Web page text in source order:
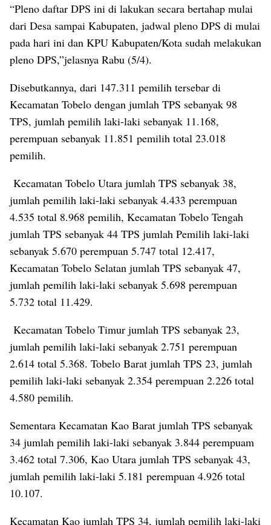
“Pleno daftar DPS ini di lakukan secara bertahap mulai
dari Desa sampai Kabupaten, jadwal pleno DPS di mulai
pada hari ini dan KPU Kabupaten/Kota sudah melakukan
pleno DPS,”jelasnya Rabu (5/4).
Disebutkannya, dari 147.311 pemilih tersebar di
Kecamatan Tobelo dengan jumlah TPS sebanyak 98
TPS, jumlah pemilih laki-laki sebanyak 11.168,
perempuan sebanyak 11.851 pemilih total 23.018
pemilih.
Kecamatan Tobelo Utara jumlah TPS sebanyak 38,
jumlah pemilih laki-laki sebanyak 4.433 perempuan
4.535 total 8.968 pemilih, Kecamatan Tobelo Tengah
jumlah TPS sebanyak 44 TPS jumlah Pemilih laki-laki
sebanyak 5.670 perempuan 5.747 total 12.417,
Kecamatan Tobelo Selatan jumlah TPS sebanyak 47,
jumlah pemilih laki-laki sebanyak 5.698 perempuan
5.732 total 11.429.
Kecamatan Tobelo Timur jumlah TPS sebanyak 23,
jumlah pemilih laki-laki sebanyak 2.751 perempuan
2.614 total 5.368. Tobelo Barat jumlah TPS 23, jumlah
pemilih laki-laki sebanyak 2.354 perempuan 2.226 total
4.580 pemilih.
Sementara Kecamatan Kao Barat jumlah TPS sebanyak
34 jumlah pemilih laki-laki sebanyak 3.844 perempuam
3.462 total 7.306, Kao Utara jumlah TPS sebanyak 43,
jumlah pemilih laki-laki 5.181 perempuan 4.926 total
10.107.
Kecamatan Kao jumlah TPS 34, jumlah pemilih laki-laki